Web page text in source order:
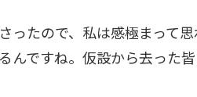
ったので、私は感極まって
んですね。仮設から去った